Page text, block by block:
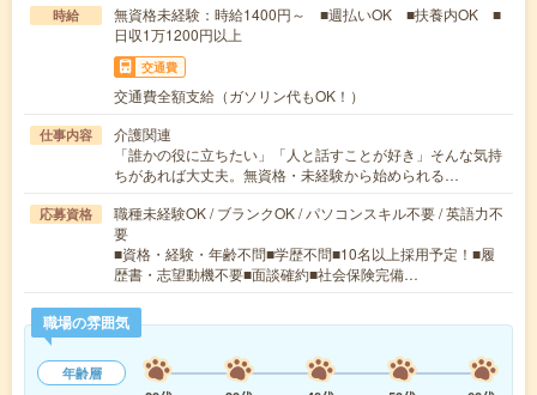
時給
無資格未経験：時給1400円～ ■週払いOK ■扶養内OK ■
日収1万1200円以上
交通費
交通費全額支給（ガソリン代もOK！）
仕事内容
介護関連
「誰かの役に立ちたい」「人と話すことが好き」そんな気持
ちがあれば大丈夫。無資格・未経験から始められる…
応募資格
職種未経験OK / ブランクOK / パソコンスキル不要 / 英語力不
要
■資格・経験・年齢不問■学歴不問■10名以上採用予定！■履
歴書・志望動機不要■面談確約■社会保険完備…
職場の雰囲気
年齢層